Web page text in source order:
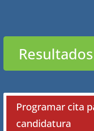
Programar cita
candidatura